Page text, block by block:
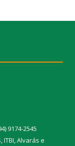
9174-2545
ITBI, Alvarás e